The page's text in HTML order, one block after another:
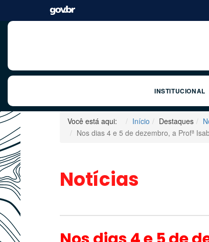
INSTITUCIONAL
Você está aqui: Início Destaques
Nos dias 4 e 5 de dezembro, a Profª
Notícias